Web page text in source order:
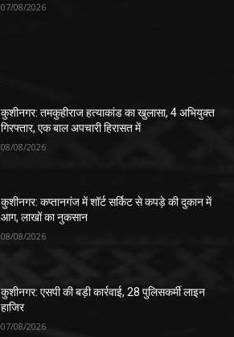
07/08/2026
कुशीनगर: तमकुहीराज हत्याकांड का खुलासा, 4 अभियुक्त
गिरफ्तार, एक बाल अपचारी हिरासत में
08/08/2026
कुशीनगर: कप्तानगंज में शॉर्ट सर्किट से कपड़े की दुकान में
आग, लाखों का नुकसान
08/08/2026
कुशीनगर: एसपी की बड़ी कार्रवाई, 28 पुलिसकर्मी लाइन
हाजिर
07/08/2026